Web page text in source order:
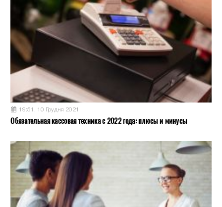
19:51, 10 Грудня 2021
Обязательная кассовая техника с 2022 года: плюсы и минусы